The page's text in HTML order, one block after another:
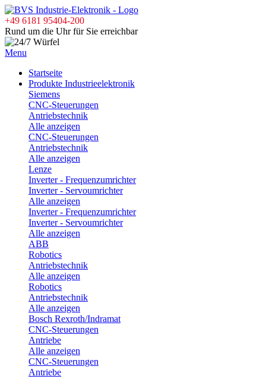
+49 6181 95404-200
Rund um die Uhr für Sie erreichbar
Menu
Startseite
Produkte Industrieelektronik
Siemens
CNC-Steuerungen
Antriebstechnik
Alle anzeigen
CNC-Steuerungen
Antriebstechnik
Alle anzeigen
Lenze
Inverter - Frequenzumrichter
Inverter - Servoumrichter
Alle anzeigen
Inverter - Frequenzumrichter
Inverter - Servoumrichter
Alle anzeigen
ABB
Robotics
Antriebstechnik
Alle anzeigen
Robotics
Antriebstechnik
Alle anzeigen
Bosch Rexroth/Indramat
CNC-Steuerungen
Antriebe
Alle anzeigen
CNC-Steuerungen
Antriebe